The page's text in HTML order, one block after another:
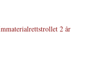
2 år